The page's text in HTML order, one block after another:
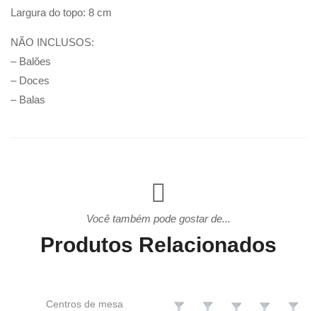
Largura do topo: 8 cm
NÃO INCLUSOS:
– Balões
– Doces
– Balas
Você também pode gostar de...
Produtos Relacionados
Centros de mesa